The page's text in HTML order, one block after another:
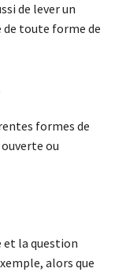
de lever un
de toute forme de
formes de
ou
et la question
alors que